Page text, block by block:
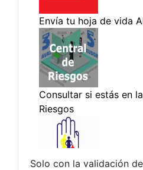
Solo con la validación